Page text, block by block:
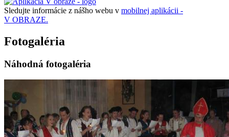
Sledujte informácie z nášho webu v mobilnej aplikácii -
V OBRAZE.
Fotogaléria
Náhodná fotogaléria